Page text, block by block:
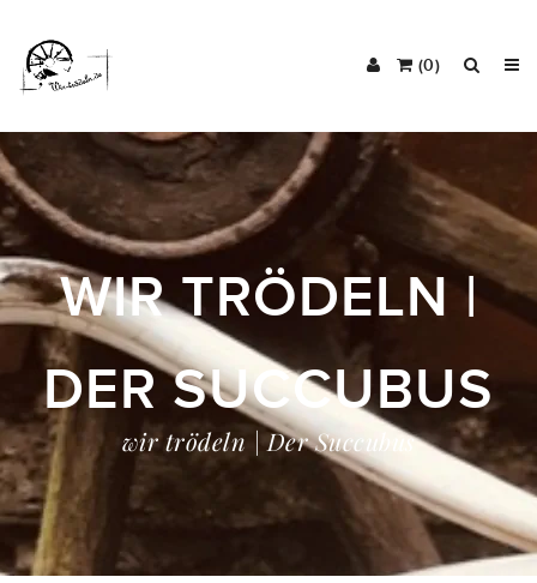
(0)
WIR TRÖDELN |
DER SUCCUBUS
wir trödeln | Der Succubus